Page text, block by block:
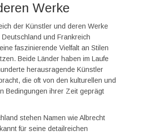
Werke
der Künstler und deren Werke
und Frankreich
faszinierende Vielfalt an Stilen
Beide Länder haben im Laufe
herausragende Künstler
die oft von den kulturellen und
Bedingungen ihrer Zeit geprägt
stehen Namen wie Albrecht
für seine detailreichen